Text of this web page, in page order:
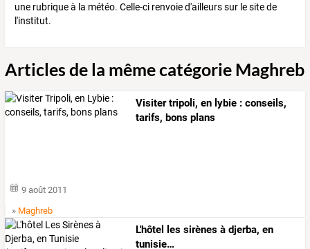
une rubrique à la météo. Celle-ci renvoie d'ailleurs sur le site de
l'institut.
Articles de la même catégorie Maghreb
Visiter tripoli, en lybie : conseils,
tarifs, bons plans
9 août 2011
» Maghreb
L'hôtel les sirènes à djerba, en
tunisie…